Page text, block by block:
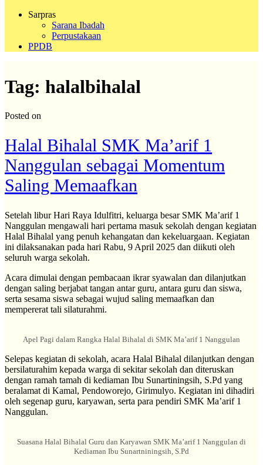
Sarpras
Sarana Ibadah
Perpustakaan
PPDB
Tag: halalbihalal
Posted on
Halal Bihalal SMK Ma’arif 1
Nanggulan sebagai Momentum
Saling Memaafkan
Setelah libur Hari Raya Idulfitri, keluarga besar SMK Ma’arif 1
Nanggulan mengawali hari pertama masuk sekolah dengan kegiatan
Halal Bihalal yang penuh kehangatan dan kekeluargaan. Kegiatan
ini dilaksanakan pada hari Rabu, 9 April 2025 dan diikuti oleh
seluruh warga sekolah.
Acara dimulai dengan pembacaan ikrar syawalan dan dilanjutkan
dengan saling berjabat tangan antar guru, antara guru dan siswa,
serta sesama siswa sebagai wujud saling memaafkan dan
mempererat tali silaturahmi.
Apel Pagi dalam Rangka Halal Bihalal di SMK Ma’arif 1 Nanggulan
Selepas kegiatan di sekolah, acara Halal Bihalal dilanjutkan dengan
bersilaturahim kepada warga di sekitar sekolah dan diteruskan
dengan ramah tamah di kediaman Ibu Sunartiningsih, S.Pd yang
beralamat di Kamal, Pendoworejo, Girimulyo. Kegiatan ini dihadiri
oleh segenap guru, karyawan, serta para pendiri SMK Ma’arif 1
Nanggulan.
Suasana Halal Bihalal Guru dan Karyawan SMK Ma’arif 1 Nanggulan di
Kediaman Ibu Sunartniningsih, S.Pd